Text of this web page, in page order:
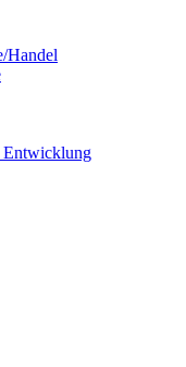
Handel
Entwicklung